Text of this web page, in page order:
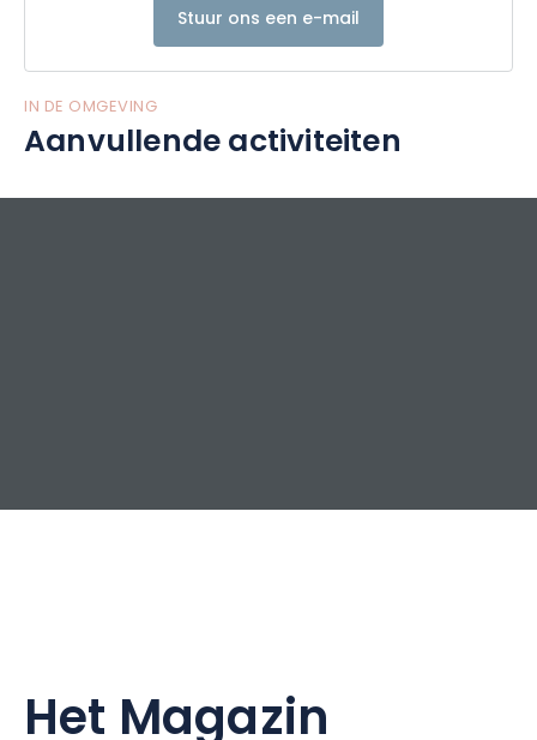
Stuur ons een e-mail
IN DE OMGEVING
Aanvullende activiteiten
Het Magazin